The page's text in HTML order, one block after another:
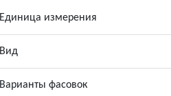
Единица измерения
Вид
Варианты фасовок